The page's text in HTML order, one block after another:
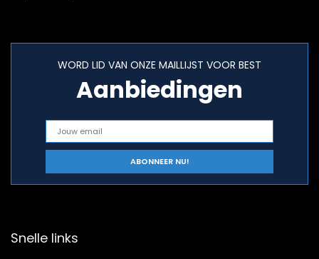
WORD LID VAN ONZE MAILLIJST VOOR BEST
Aanbiedingen
Snelle links